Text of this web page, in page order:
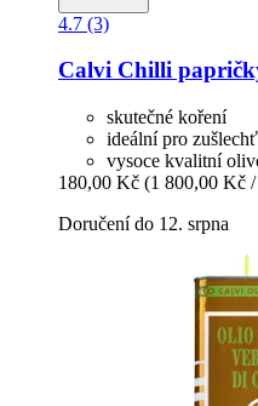
4.7 (3)
Calvi Chilli
skutečné koření
ideální pro
vysoce kvalitní
180,00 Kč (1 800,00 Kč
Doručení do 12. srpna